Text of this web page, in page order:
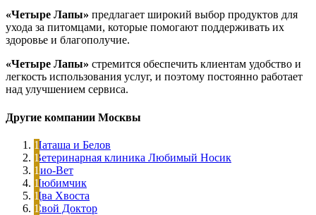
«Четыре Лапы» предлагает широкий выбор продуктов для
ухода за питомцами, которые помогают поддерживать их
здоровье и благополучие.
«Четыре Лапы» стремится обеспечить клиентам удобство и
легкость использования услуг, и поэтому постоянно работает
над улучшением сервиса.
Другие компании Москвы
Наташа и Белов
Ветеринарная клиника Любимый Носик
Био-Вет
Любимчик
Два Хвоста
Свой Доктор